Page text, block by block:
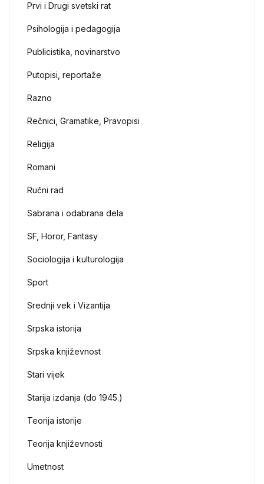
Prvi i Drugi svetski rat
Psihologija i pedagogija
Publicistika, novinarstvo
Putopisi, reportaže
Razno
Rečnici, Gramatike, Pravopisi
Religija
Romani
Ručni rad
Sabrana i odabrana dela
SF, Horor, Fantasy
Sociologija i kulturologija
Sport
Srednji vek i Vizantija
Srpska istorija
Srpska književnost
Stari vijek
Starija izdanja (do 1945.)
Teorija istorije
Teorija književnosti
Umetnost